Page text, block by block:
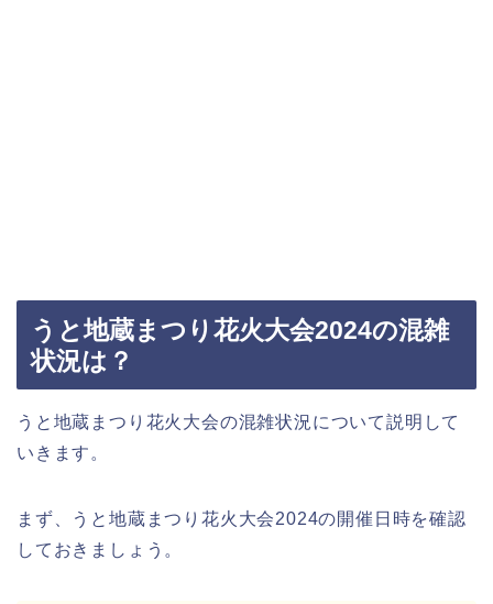
うと地蔵まつり花火大会2024の混雑
状況は？
うと地蔵まつり花火大会の混雑状況について説明して
いきます。
まず、うと地蔵まつり花火大会2024の開催日時を確認
しておきましょう。